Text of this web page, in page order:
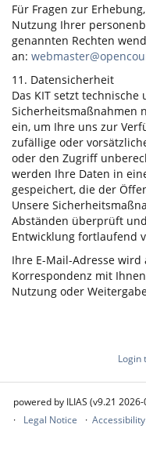
Für Fragen zur
Nutzung Ihrer
genannten Rechten
an:
11. Datensicherheit
Das KIT setzt
Sicherheitsmaßnahmen
ein, um Ihre uns zur
zufällige oder
oder den Zugriff
werden Ihre Daten in
gespeichert, die der
Unsere
Abständen überprüft
Entwicklung fortlaufend
Ihre E-Mail-Adresse
Korrespondenz mit
Nutzung oder
Login
powered by ILIAS (v9.21
Legal Notice
Accessibility